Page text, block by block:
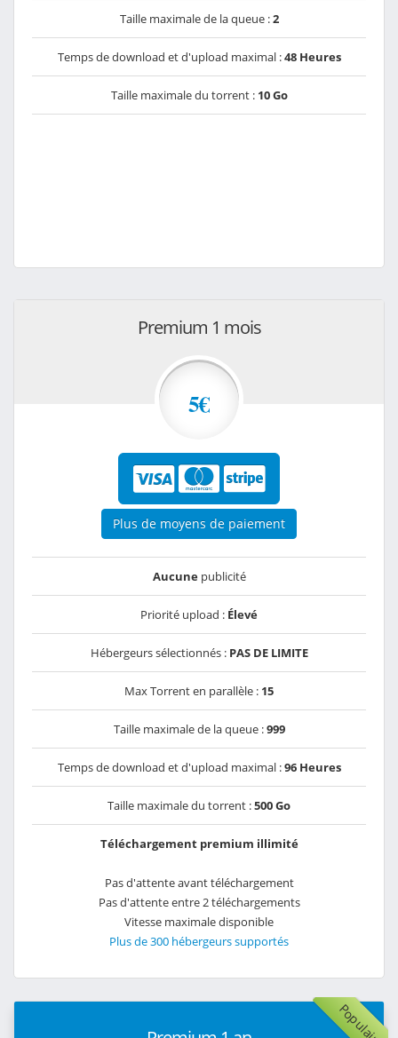
Taille maximale de la queue :2
Temps de download et d'upload maximal :48 Heures
Taille maximale du torrent : 10 Go
Premium 1 mois
5€
Plus de moyens de paiement
Aucunepublicité
Priorité upload : Élevé
Hébergeurs sélectionnés : PAS DE LIMITE
Max Torrent en parallèle : 15
Taille maximale de la queue :999
Temps de download et d'upload maximal :96 Heures
Taille maximale du torrent :500 Go
Téléchargement premium illimité
Pas d'attente avant téléchargement
Pas d'attente entre 2 téléchargements
Vitesse maximale disponible
Plus de 300 hébergeurs supportés
Populaire